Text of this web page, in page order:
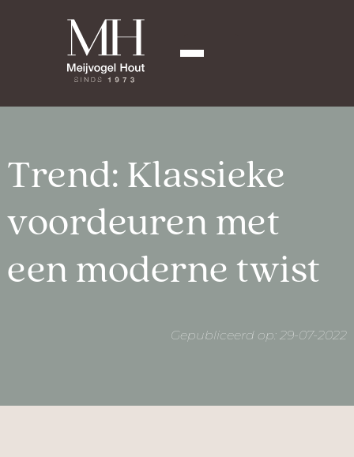
Trend: Klassieke
voordeuren met
een moderne twist
Gepubliceerd op: 29-07-2022